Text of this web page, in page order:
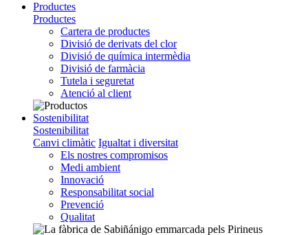
Productes
Productes
Cartera de productes
Divisió de derivats del clor
Divisió de química intermèdia
Divisió de farmàcia
Tutela i seguretat
Atenció al client
Sostenibilitat
Sostenibilitat
Canvi climàtic Igualtat i diversitat
Els nostres compromisos
Medi ambient
Innovació
Responsabilitat social
Prevenció
Qualitat